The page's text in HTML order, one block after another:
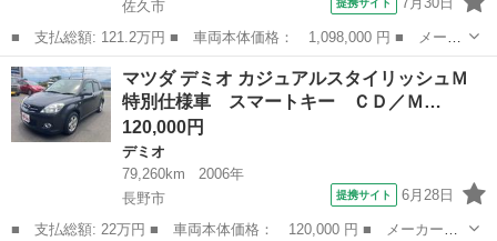
佐久市
提携サイト
■ 支払総額: 121.2万円 ■ 車両本体価格： 1,098,000 円 ■ メーカ
ー名： マツダ ■ 車種名： デミオ ■ グレード名： １５Ｓツー
リング 全周囲カメラ ナビ フルセグＴＶ ＬＥＤヘッドライト
ＥＴＣ ...
長野 佐久市 デミオ
マツダ デミオ カジュアルスタイリッシュＭ
特別仕様車 スマートキー ＣＤ／Ｍ…
120,000円
デミオ
79,260km
2006年
長野市
提携サイト 6月28日
■ 支払総額: 22万円 ■ 車両本体価格： 120,000 円 ■ メーカー